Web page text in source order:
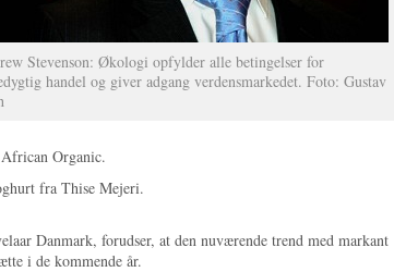
Stevenson: Økologi opfylder alle betingelser for
handel og giver adgang verdensmarkedet. Foto: Gustav
Organic.
fra Thise Mejeri.
Danmark, forudser, at den nuværende trend med markant
i de kommende år.